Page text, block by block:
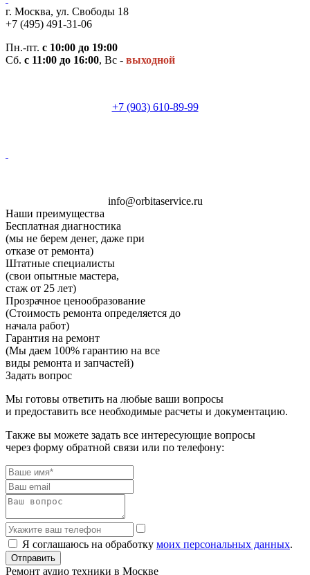
г. Москва, ул. Свободы 18
+7 (495) 491-31-06
Пн.-пт. с 10:00 до 19:00
Сб. с 11:00 до 16:00, Вс - выходной
+7 (903) 610-89-99
info@orbitaservice.ru
Наши преимущества
Бесплатная диагностика
(мы не берем денег, даже при
отказе от ремонта)
Штатные специалисты
(свои опытные мастера,
стаж от 25 лет)
Прозрачное ценообразование
(Стоимость ремонта определяется до
начала работ)
Гарантия на ремонт
(Мы даем 100% гарантию на все
виды ремонта и запчастей)
Задать вопрос
Мы готовы ответить на любые ваши вопросы
и предоставить все необходимые расчеты и документацию.
Также вы можете задать все интересующие вопросы
через форму обратной связи или по телефону:
Я соглашаюсь на обработку моих персональных данных.
Отправить
Ремонт аудио техники в Москве